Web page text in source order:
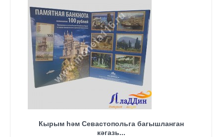
Кырым һәм Севастопольга багышланган
кәгазь...